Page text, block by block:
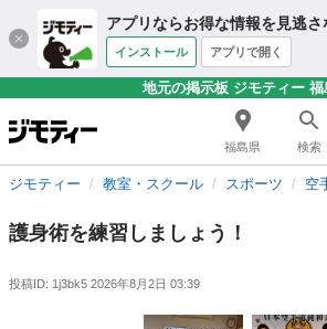
アプリならお得な情報を見逃さ
インストール アプリで開く
地元の掲示板 ジモティー 福
福島県 検索
ジモティー 教室・スクール スポーツ 空
護身術を練習しましょう！
投稿ID: 1j3bk5 2026年8月2日 03:39